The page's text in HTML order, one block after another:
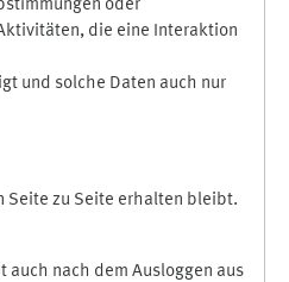
oder
die eine Interaktion
und solche Daten auch nur
Seite zu Seite erhalten bleibt.
nach dem Ausloggen aus